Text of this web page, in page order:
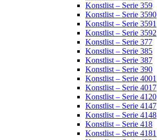
Konstlist – Serie 359
Konstlist – Serie 3590
Konstlist – Serie 3591
Konstlist – Serie 3592
Konstlist – Serie 377
Konstlist – Serie 385
Konstlist – Serie 387
Konstlist – Serie 390
Konstlist – Serie 4001
Konstlist – Serie 4017
Konstlist – Serie 4120
Konstlist – Serie 4147
Konstlist – Serie 4148
Konstlist – Serie 418
Konstlist – Serie 4181